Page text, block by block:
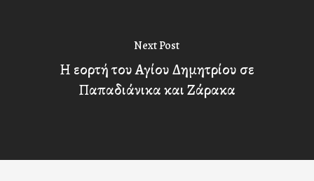
Next Post
Η εορτή του Αγίου Δημητρίου σε
Παπαδιάνικα και Ζάρακα